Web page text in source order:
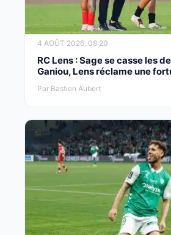
4 AOÛT 2026, 08:20
RC Lens : Sage se casse les
Ganiou, Lens réclame une
Par Bastien Aubert